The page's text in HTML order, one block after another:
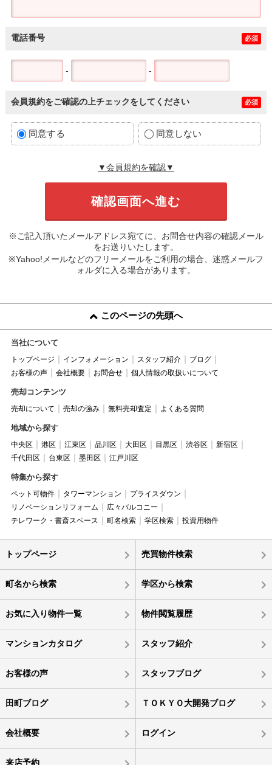
電話番号 必須
- -
会員規約をご確認の上チェックをしてください 必須
同意する 同意しない
▼会員規約を確認▼
※ご記入頂いたメールアドレス宛てに、お問合せ内容の確認メール
をお送りいたします。
※Yahoo!メールなどのフリーメールをご利用の場合、迷惑メールフ
ォルダに入る場合があります。
このページの先頭へ
当社について
トップページ インフォメーション スタッフ紹介
ブログ
お客様の声
会社概要 お問合せ 個人情報の取扱いについて
売却コンテンツ
売却について 売却の強み 無料売却査定 よくある質問
地域から探す
中央区 港区 江東区 品川区 大田区 目黒区 渋谷区
新宿区
千代田区
台東区 墨田区 江戸川区
特集から探す
ペット可物件 タワーマンション
プライスダウン
リノベーションリフォーム
広々バルコニー
テレワーク・書斎スペース
町名検索 学区検索 投資用物件
トップページ 売買物件検索
町名から検索 学区から検索
お気に入り物件一覧 物件閲覧履歴
マンションカタログ スタッフ紹介
お客様の声 スタッフブログ
田町ブログ ＴＯＫＹＯ大開発ブログ
会社概要 ログイン
来店予約